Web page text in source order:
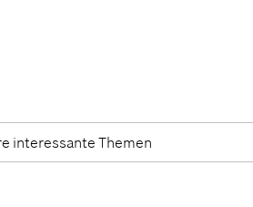
interessante Themen